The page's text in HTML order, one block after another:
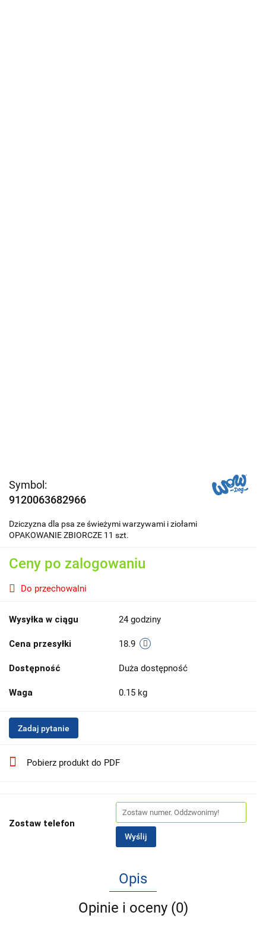
Symbol:
9120063682966
Dziczyzna dla psa ze świeżymi warzywami i ziołami
OPAKOWANIE ZBIORCZE 11 szt.
Ceny po zalogowaniu
Do przechowalni
Wysyłka w ciągu 24 godziny
Cena przesyłki 18.9
Dostępność Duża dostępność
Waga 0.15 kg
Zadaj pytanie
Pobierz produkt do PDF
Zostaw telefon
Wyślij
Opis
Opinie i oceny (0)